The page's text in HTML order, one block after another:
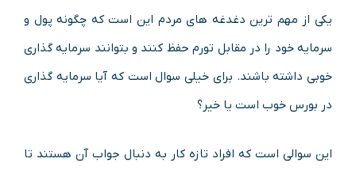
یکی از مهم ترین دغدغه های مردم این است که چگونه پول و
سرمایه خود را در مقابل تورم حفظ کنند و بتوانند سرمایه گذاری
خوبی داشته باشند. برای خیلی سوال است که آیا سرمایه گذاری
در بورس خوب است یا خیر؟
این سوالی است که افراد تازه کار به دنبال جواب آن هستند تا